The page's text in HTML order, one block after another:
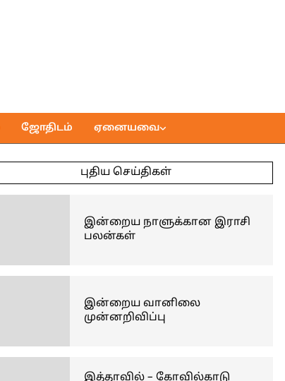
ஜோதிடம் ஏனையவை
புதிய செய்திகள்
இன்றைய நாளுக்கான இராசி
பலன்கள்
இன்றைய வானிலை
முன்னறிவிப்பு
இத்தாவில் – கோவில்காடு